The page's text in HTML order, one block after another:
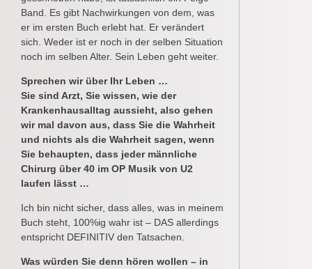
Band. Es gibt Nachwirkungen von dem, was
er im ersten Buch erlebt hat. Er verändert
sich. Weder ist er noch in der selben Situation
noch im selben Alter. Sein Leben geht weiter.
Sprechen wir über Ihr Leben …
Sie sind Arzt, Sie wissen, wie der
Krankenhausalltag aussieht, also gehen
wir mal davon aus, dass Sie die Wahrheit
und nichts als die Wahrheit sagen, wenn
Sie behaupten, dass jeder männliche
Chirurg über 40 im OP Musik von U2
laufen lässt …
Ich bin nicht sicher, dass alles, was in meinem
Buch steht, 100%ig wahr ist – DAS allerdings
entspricht DEFINITIV den Tatsachen.
Was würden Sie denn hören wollen – in